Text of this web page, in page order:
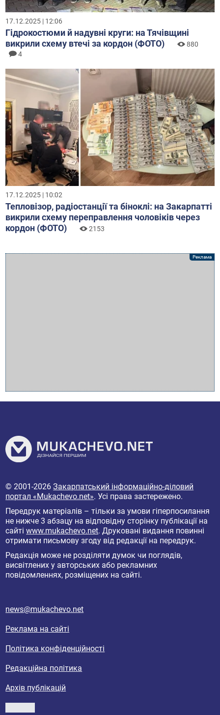
17.12.2025 | 12:06
Гідрокостюми й надувні круги: на Тячівщині
викрили схему втечі за кордон (ФОТО)
880
4
17.12.2025 | 10:02
Тепловізор, радіостанції та біноклі: на Закарпатті
викрили схему переправлення чоловіків через
кордон (ФОТО)
2153
© 2001-2026Закарпатський інформаційно-діловий
портал «Mukachevo.net». Усі права застережено.
Передрук матеріалів – тільки за умови гіперпосилання
не нижче 3 абзацу на відповідну сторінку публікації на
сайтіwww.mukachevo.net. Друковані видання повинні
отримати письмову згоду від редакції на передрук.
Редакція може не розділяти думок чи поглядів,
висвітлених у авторських або рекламних
повідомленнях, розміщених на сайті.
news@mukachevo.net
Реклама на сайті
Політика конфіденційності
Редакційна політика
Архів публікацій